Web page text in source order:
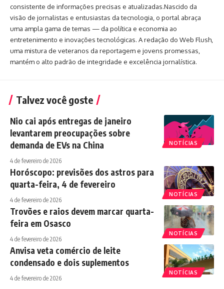
consistente de informações precisas e atualizadas.Nascido da
visão de jornalistas e entusiastas da tecnologia, o portal abraça
uma ampla gama de temas — da política e economia ao
entretenimento e inovações tecnológicas. A redação do Web Flush,
uma mistura de veteranos da reportagem e jovens promessas,
mantém o alto padrão de integridade e excelência jornalística.
Talvez você goste
NOTÍCIAS
Nio cai após entregas de janeiro
levantarem preocupações sobre
demanda de EVs na China
4 de fevereiro de 2026
NOTÍCIAS
Horóscopo: previsões dos astros para
quarta-feira, 4 de fevereiro
4 de fevereiro de 2026
NOTÍCIAS
Trovões e raios devem marcar quarta-
feira em Osasco
4 de fevereiro de 2026
NOTÍCIAS
Anvisa veta comércio de leite
condensado e dois suplementos
4 de fevereiro de 2026